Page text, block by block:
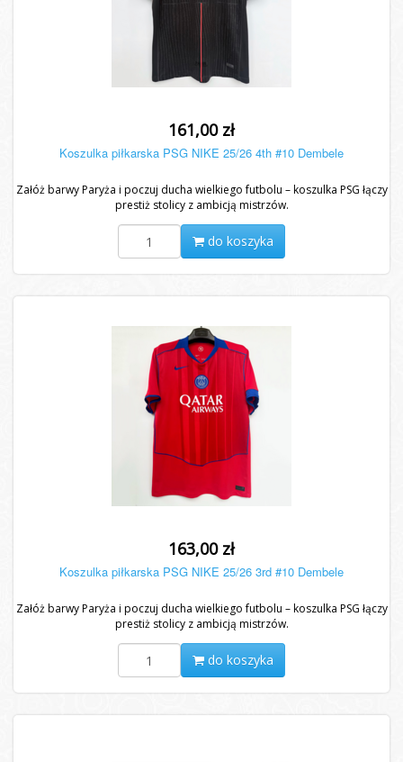
161,00 zł
Koszulka piłkarska PSG NIKE 25/26 4th #10 Dembele
Załóż barwy Paryża i poczuj ducha wielkiego futbolu – koszulka PSG łączy
prestiż stolicy z ambicją mistrzów.
do koszyka
163,00 zł
Koszulka piłkarska PSG NIKE 25/26 3rd #10 Dembele
Załóż barwy Paryża i poczuj ducha wielkiego futbolu – koszulka PSG łączy
prestiż stolicy z ambicją mistrzów.
do koszyka